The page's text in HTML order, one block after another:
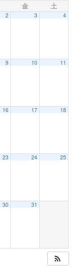
i
金 土
2 3 4
9 10 11
16 17 18
23 24 25
30 31